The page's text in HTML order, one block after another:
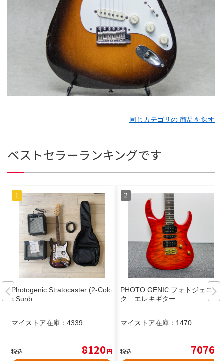
同じカテゴリの 商品を探す
ベストセラーランキングです
Photogenic Stratocaster (2-Colo
r Sunb…
マイストア在庫： 4339
税込 8120円
PHOTO GENIC フォトジェニッ
ク エレキギター
マイストア在庫： 1470
税込 7076